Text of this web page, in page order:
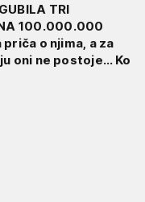
TRI
100.000.000
priča o njima, a za
oni ne postoje... Ko